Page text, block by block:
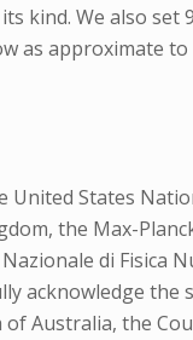
kind. We also
as approximate
States
the Max-
di Fisica
the
Australia, the